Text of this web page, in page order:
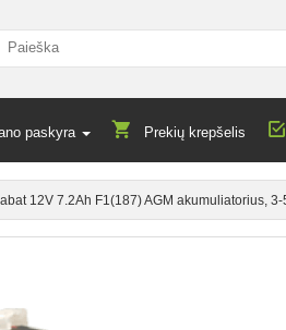
paskyra Prekių krepšelis
12V 7.2Ah F1(187) AGM akumuliatorius, 3-